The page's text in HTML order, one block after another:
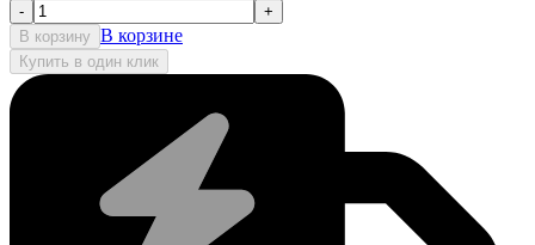
-
+
В корзину В корзине
Купить в один клик